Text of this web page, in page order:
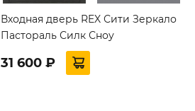
Входная дверь REX Сити Зеркало
Пастораль Силк Сноу
31 600 ₽